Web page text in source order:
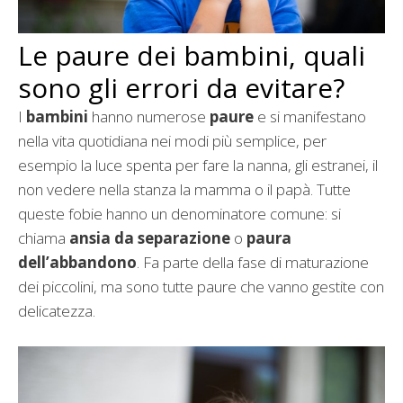
Le paure dei bambini, quali
sono gli errori da evitare?
I bambini hanno numerose paure e si manifestano
nella vita quotidiana nei modi più semplice, per
esempio la luce spenta per fare la nanna, gli estranei, il
non vedere nella stanza la mamma o il papà. Tutte
queste fobie hanno un denominatore comune: si
chiama ansia da separazione o paura
dell’abbandono. Fa parte della fase di maturazione
dei piccolini, ma sono tutte paure che vanno gestite con
delicatezza.